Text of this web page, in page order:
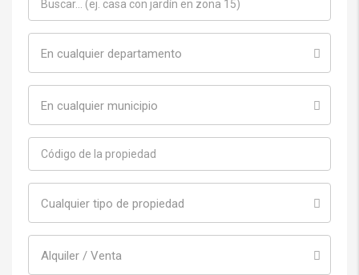
En cualquier departamento
En cualquier municipio
Cualquier tipo de propiedad
Alquiler / Venta